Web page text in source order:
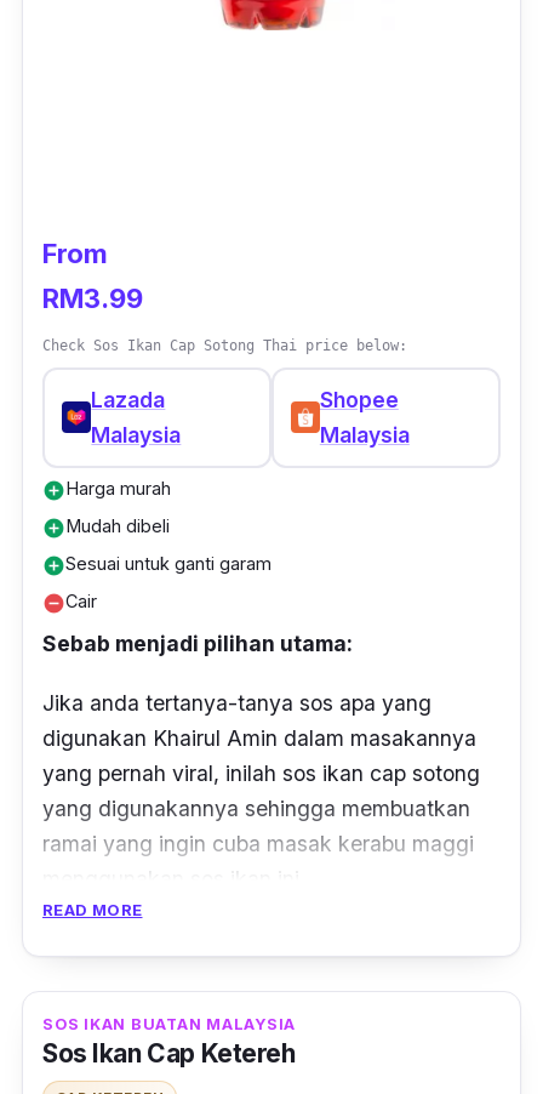
From
RM3.99
Check Sos Ikan Cap Sotong Thai price below:
Lazada
Malaysia
Shopee
Malaysia
add_circleHarga murah
add_circleMudah dibeli
add_circleSesuai untuk ganti garam
remove_circleCair
Sebab menjadi pilihan utama:
Jika anda tertanya-tanya sos apa yang
digunakan Khairul Amin dalam masakannya
yang pernah viral, inilah sos ikan cap sotong
yang digunakannya sehingga membuatkan
ramai yang ingin cuba masak kerabu maggi
menggunakan sos ikan ini.
Sos ikan ini sesuai digunakan sebagai
penganti kepada garam dalam masakan
anda, jadi tidak perlu untuk tambah garam
READ MORE
SOS IKAN BUATAN MALAYSIA
Sos Ikan Cap Ketereh